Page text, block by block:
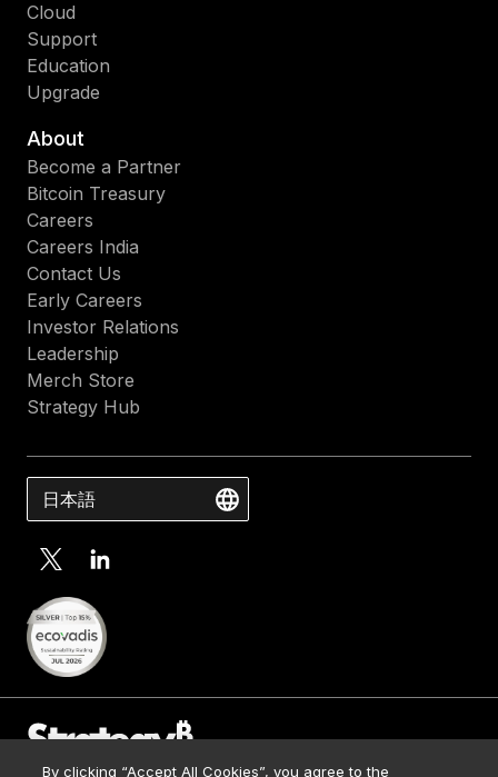
Cloud
Support
Education
Upgrade
About
Become a Partner
Bitcoin Treasury
Careers
Careers India
Contact Us
Early Careers
Investor Relations
Leadership
Merch Store
Strategy Hub
日本語
By clicking “Accept All Cookies”, you agree to the